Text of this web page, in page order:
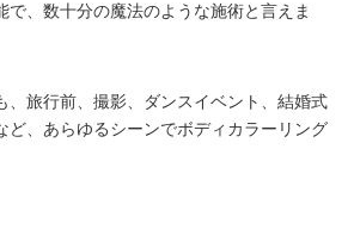
で、数十分の魔法のような施術と言えま
、旅行前、撮影、ダンスイベント、結婚式
ど、あらゆるシーンでボディカラーリング